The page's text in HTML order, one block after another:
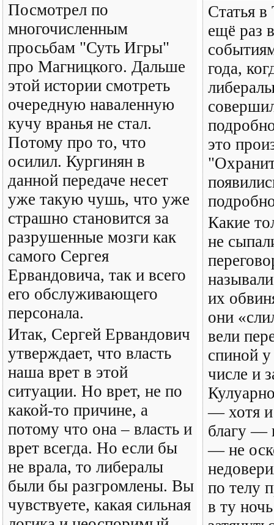
Посмотрел по
многочисленным
просьбам "Суть Игры"
про Магницкого. Дальше
этой истории смотреть
очередную наваленную
кучу вранья не стал.
Потому про то, что
осилил. Кургинян в
данной передаче несет
уже такую чушь, что уже
страшно становится за
разрушенные мозги как
самого Сергея
Ервандовича, так и всего
его обслуживающего
персонала.
Итак, Сергей Ервандович
утверждает, что власть
наша врет в этой
ситуации. Но врет, не по
какой-то причине, а
потому что она – власть и
врет всегда. Но если бы
не врала, то либералы
были бы разгромлены. Вы
чувствуете, какая сильная
Статья
ещё раз
года,
это
Какие
не
их
они
вели
спиной
числе и
— хотя
благу —
— не
по телу
в ту